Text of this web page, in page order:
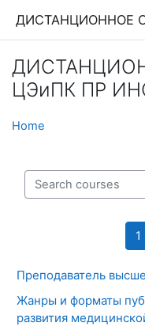
ДИСТАНЦИОННОЕ
ЦЭиПК ПР
Home
Search courses
1
Преподаватель
Жанры и форматы
развития